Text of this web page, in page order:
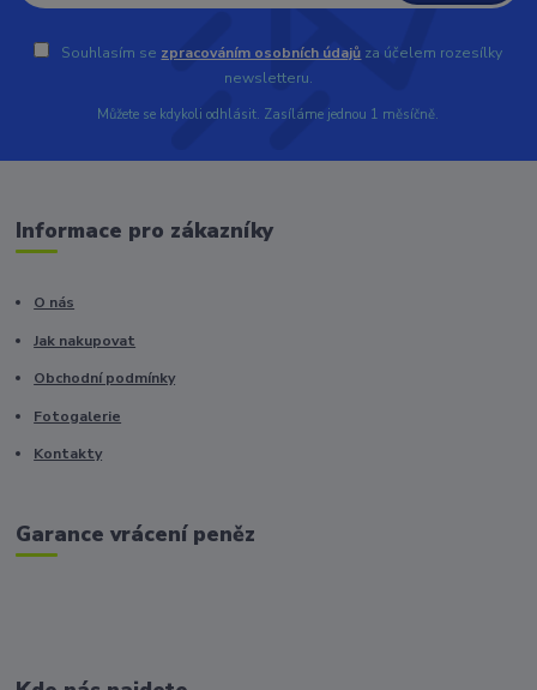
Souhlasím se zpracováním osobních údajů za účelem rozesílky
newsletteru.
Můžete se kdykoli odhlásit. Zasíláme jednou 1 měsíčně.
Informace pro zákazníky
O nás
Jak nakupovat
Obchodní podmínky
Fotogalerie
Kontakty
Garance vrácení peněz